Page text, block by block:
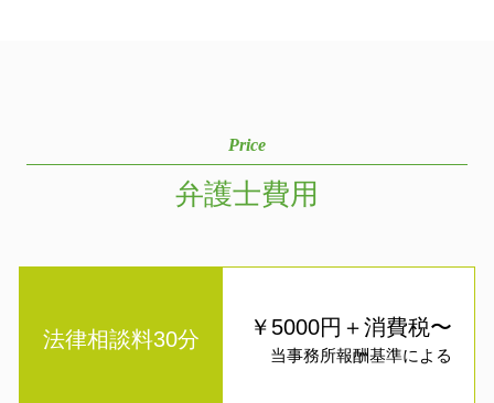
Price
弁護士費用
法律相談料30分 ￥5000円＋消費税〜
当事務所報酬基準による